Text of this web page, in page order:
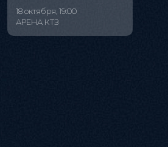
18 октября, 19:00
АРЕНА КТЗ